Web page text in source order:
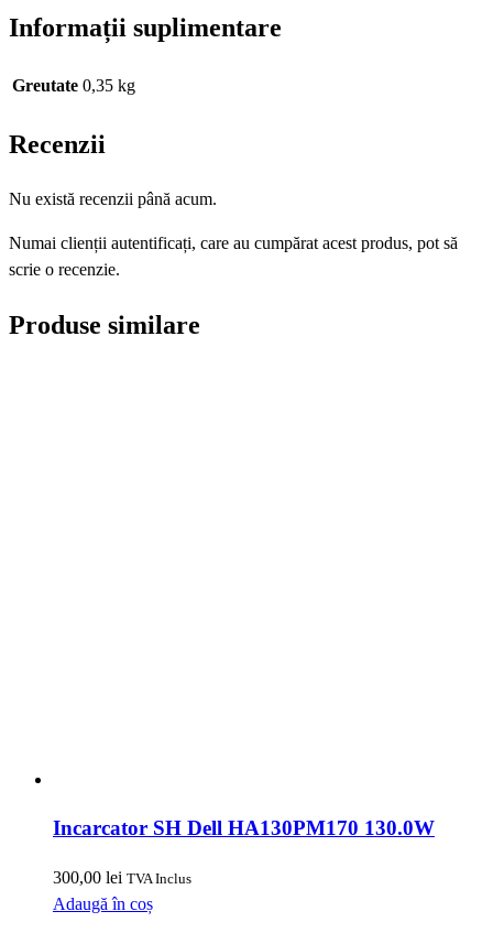
Informații suplimentare
Greutate 0,35 kg
Recenzii
Nu există recenzii până acum.
Numai clienții autentificați, care au cumpărat acest produs, pot să
scrie o recenzie.
Produse similare
Incarcator SH Dell HA130PM170 130.0W
300,00 lei TVA Inclus
Adaugă în coș